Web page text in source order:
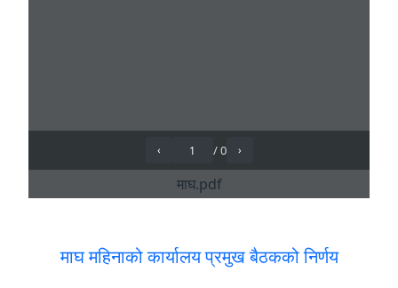
माघ महिनाको कार्यालय प्रमुख बैठकको निर्णय